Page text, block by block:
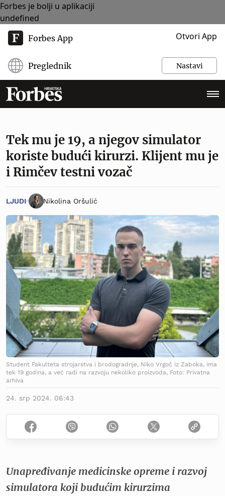
Forbes je bolji u aplikaciji
undefined
Forbes App Otvori App
Preglednik Nastavi
Tek mu je 19, a njegov simulator
koriste budući kirurzi. Klijent mu je
i Rimčev testni vozač
LJUDI Nikolina Oršulić
Student Fakulteta strojarstva i brodogradnje, Niko Vrgoč iz Zaboka, ima
tek 19 godina, a već radi na razvoju nekoliko proizvoda, Foto: Privatna
arhiva
24. srp 2024. 06:43
Unapređivanje medicinske opreme i razvoj
simulatora koji budućim kirurzima